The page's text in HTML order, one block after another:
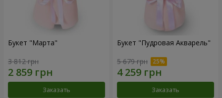
Букет "Марта"
3 812 грн
Заказать
Букет "Пудровая Акварель"
5 679 грн
Заказать